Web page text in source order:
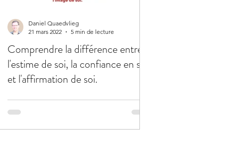
Comprendre la différence entre
l'estime de soi, la confiance en soi
et l'affirmation de soi.
Daniel Quaedvlieg
21 mars 2022
5 min de lecture